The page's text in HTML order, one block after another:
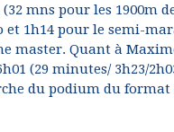
mns pour les 1900m
et 1h14 pour le semi-
master. Quant à
(29 minutes/ 3h23/
du podium du format